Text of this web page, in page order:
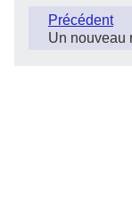
Précédent
Un nouveau